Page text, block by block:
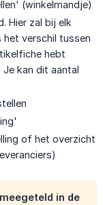
(winkelmandje)
Hier zal bij elk
het verschil tussen
hebt
Je kan dit aantal
of het overzicht
in de